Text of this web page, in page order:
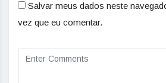
Salvar meus dados neste
vez que eu comentar.